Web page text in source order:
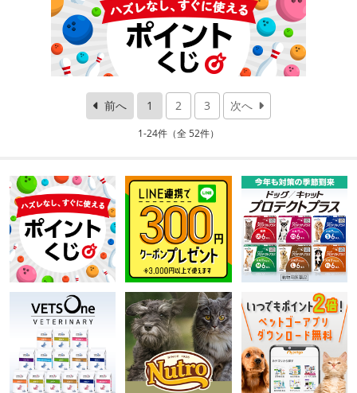
前へ 1 2 3 次へ
1-24件（全 52件）